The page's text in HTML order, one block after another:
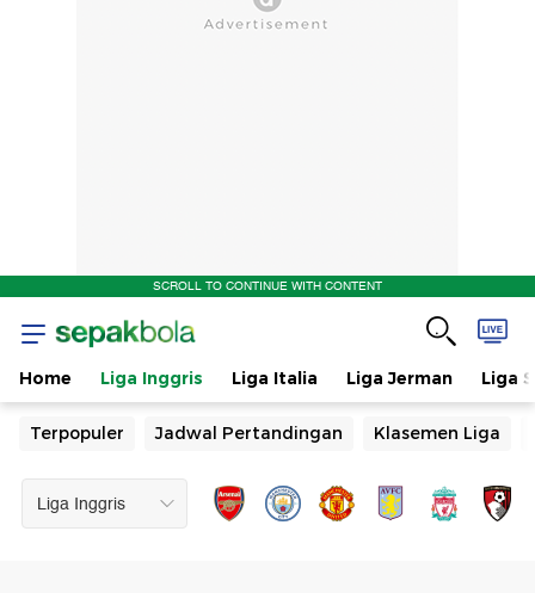
SCROLL TO CONTINUE WITH CONTENT
Home Liga Inggris Liga Italia Liga Jerman Liga
Terpopuler Jadwal Pertandingan Klasemen Liga